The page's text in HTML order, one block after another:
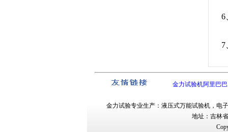
6
7
金力试验机阿里巴
金力试验专业生产： 液压式万能试验机， 电
地址：吉林